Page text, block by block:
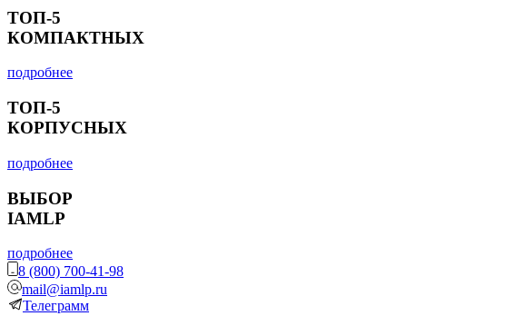
ТОП-5
КОМПАКТНЫХ
подробнее
ТОП-5
КОРПУСНЫХ
подробнее
ВЫБОР
IAMLP
подробнее
8 (800) 700-41-98
mail@iamlp.ru
Телеграмм